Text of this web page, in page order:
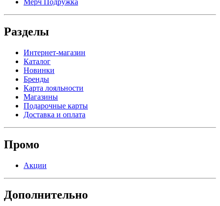
Мерч Подружка
Разделы
Интернет-магазин
Каталог
Новинки
Бренды
Карта лояльности
Магазины
Подарочные карты
Доставка и оплата
Промо
Акции
Дополнительно